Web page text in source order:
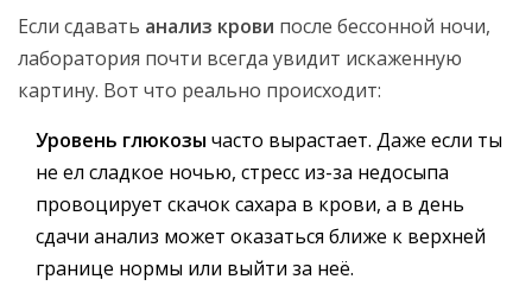
Если сдавать анализ крови после бессонной ночи,
лаборатория почти всегда увидит искаженную
картину. Вот что реально происходит:
Уровень глюкозы часто вырастает. Даже если ты
не ел сладкое ночью, стресс из-за недосыпа
провоцирует скачок сахара в крови, а в день
сдачи анализ может оказаться ближе к верхней
границе нормы или выйти за неё.